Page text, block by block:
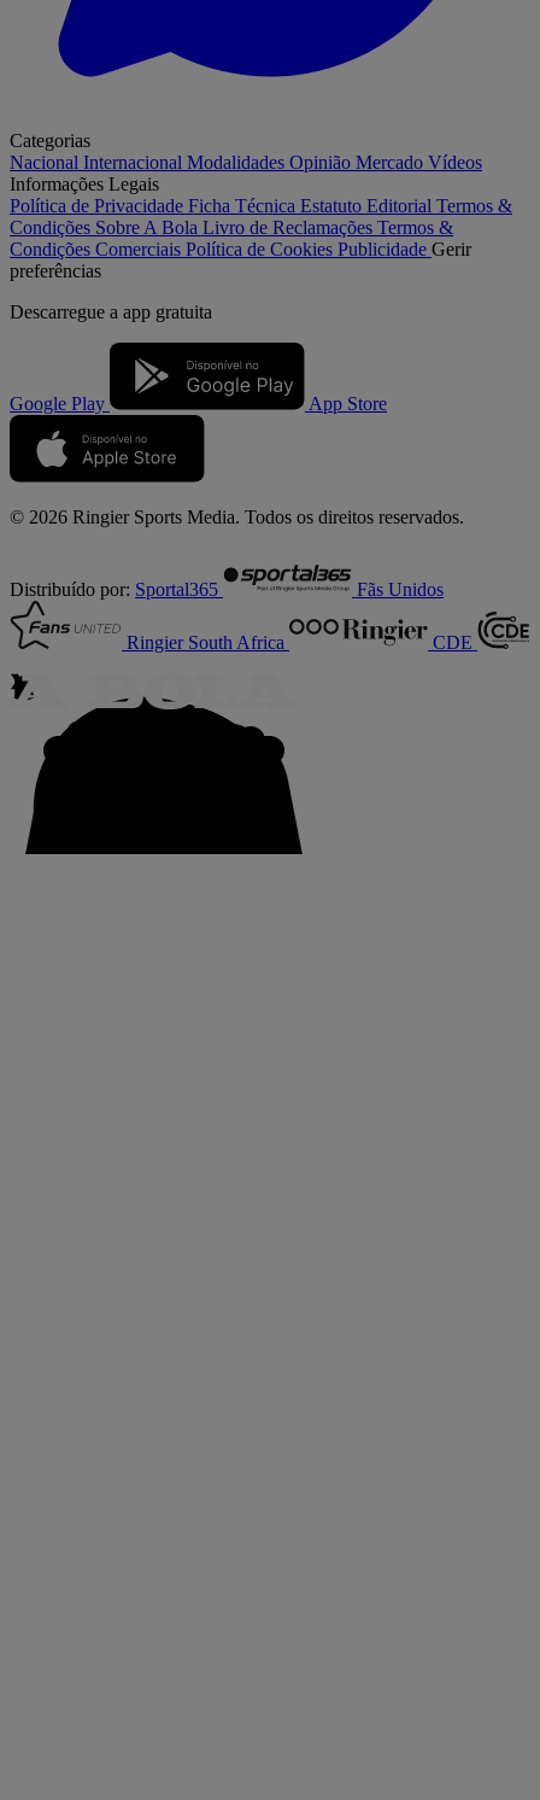
Categorias
Nacional Internacional Modalidades Opinião Mercado Vídeos
Informações Legais
Política de Privacidade Ficha Técnica Estatuto Editorial Termos &
Condições Sobre A Bola Livro de Reclamações Termos &
Condições Comerciais Política de Cookies Publicidade Gerir
preferências
Descarregue a app gratuita
Google Play App Store
© 2026 Ringier Sports Media. Todos os direitos reservados.
Distribuído por: Sportal365 Fãs Unidos
Ringier South Africa CDE